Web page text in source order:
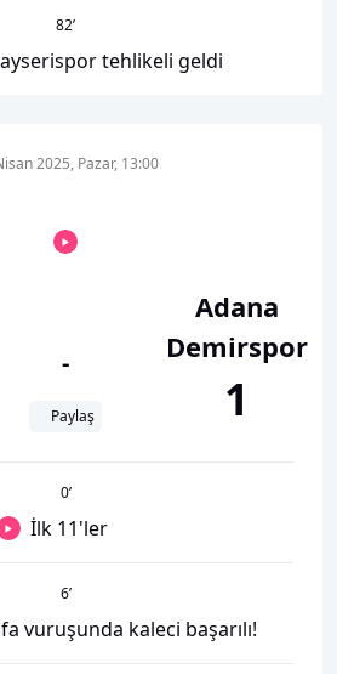
82’
tehlikeli geldi
2025, Pazar, 13:00
-
Paylaş
Adana
Demirspor
1
0’
İlk 11'ler
6’
vuruşunda kaleci başarılı!